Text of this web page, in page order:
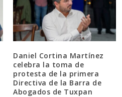
Daniel Cortina Martínez
celebra la toma de
protesta de la primera
Directiva de la Barra de
Abogados de Tuxpan